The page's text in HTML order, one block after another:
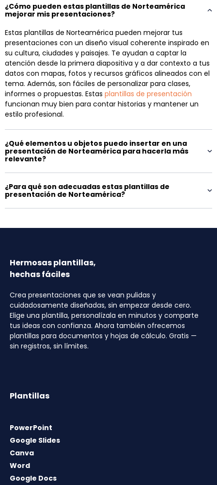
¿Cómo pueden estas plantillas de Norteamérica
mejorar mis presentaciones?
Estas plantillas de Norteamérica pueden mejorar tus
presentaciones con un diseño visual coherente inspirado en
su cultura, ciudades y paisajes. Te ayudan a captar la
atención desde la primera diapositiva y a dar contexto a tus
datos con mapas, fotos y recursos gráficos alineados con el
tema. Además, son fáciles de personalizar para clases,
informes o propuestas. Estas plantillas de presentación
funcionan muy bien para contar historias y mantener un
estilo profesional.
¿Qué elementos u objetos puedo insertar en una
presentación de Norteamérica para hacerla más
relevante?
¿Para qué son adecuadas estas plantillas de
presentación de Norteamérica?
Hermosas plantillas,
hechas fáciles
Crea presentaciones que se vean pulidas y
cuidadosamente diseñadas, sin empezar desde cero.
Elige una plantilla, personalízala en minutos y comparte
tus ideas con confianza. Ahora también ofrecemos
plantillas para documentos y hojas de cálculo. Gratis —
sin registros, sin límites.
Plantillas
PowerPoint
Google Slides
Canva
Word
Google Docs